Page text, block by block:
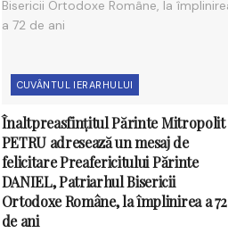
CUVÂNTUL IERARHULUI
Înaltpreasfințitul Părinte Mitropolit
PETRU adresează un mesaj de
felicitare Preafericitului Părinte
DANIEL, Patriarhul Bisericii
Ortodoxe Române, la împlinirea a 72
de ani